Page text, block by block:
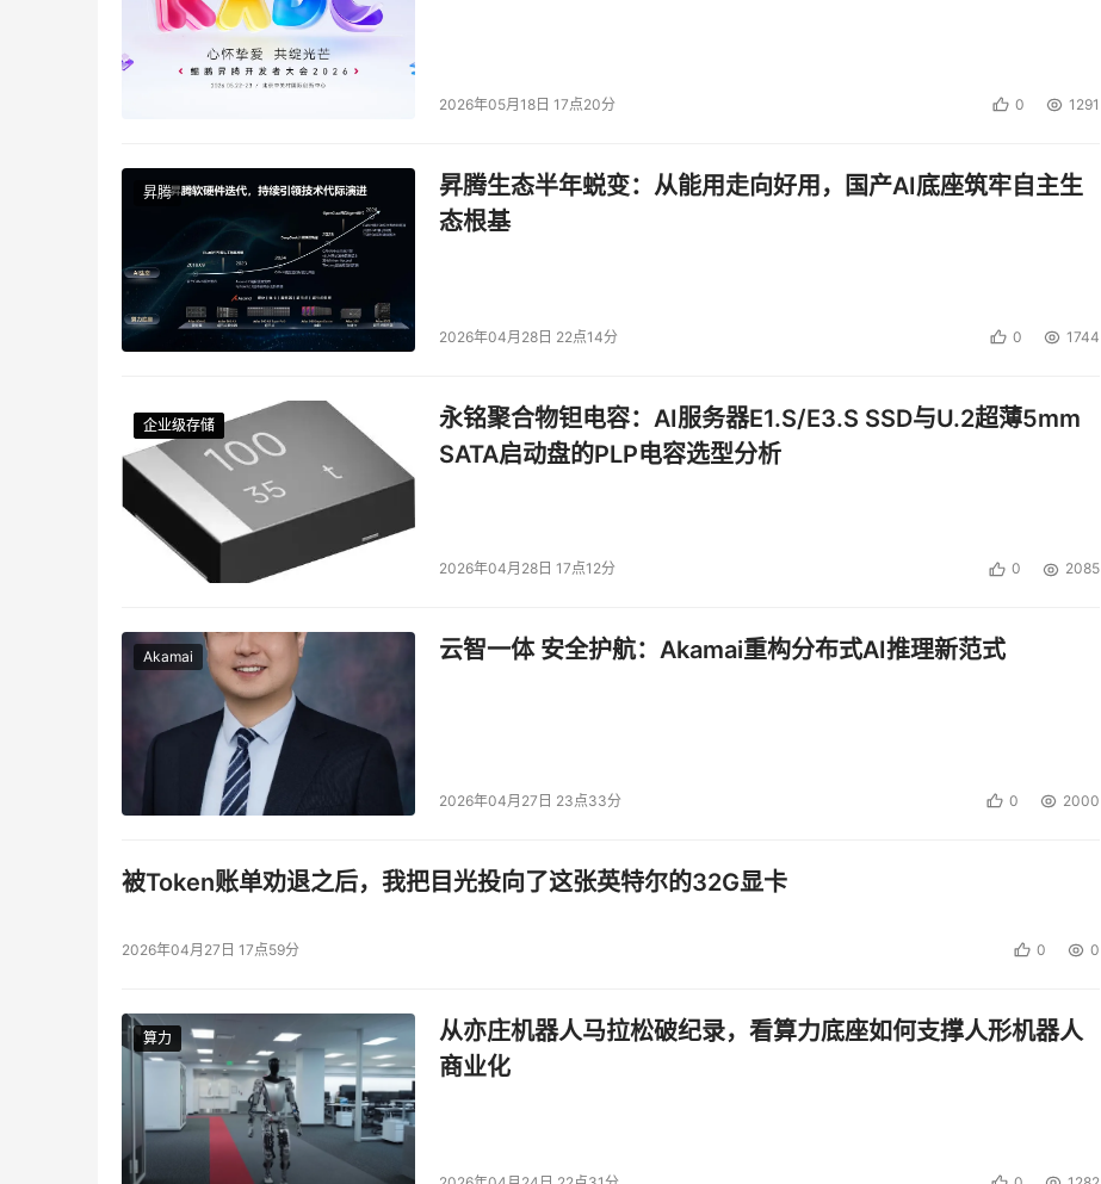
2026年05月18日 17点20分 0 1291
昇腾
昇腾生态半年蜕变：从能用走向好用，国产AI底座筑牢自主生
态根基
2026年04月28日 22点14分 0 1744
企业级存储
企业级存储
企业级存储
企业级存储
永铭聚合物钽电容：AI服务器E1.S/E3.S SSD与U.2超薄5mm
SATA启动盘的PLP电容选型分析
2026年04月28日 17点12分 0 2085
Akamai 云智一体 安全护航：Akamai重构分布式AI推理新范式
2026年04月27日 23点33分 0 2000
被Token账单劝退之后，我把目光投向了这张英特尔的32G显卡
2026年04月27日 17点59分 0 0
算力
算力
从亦庄机器人马拉松破纪录，看算力底座如何支撑人形机器人
商业化